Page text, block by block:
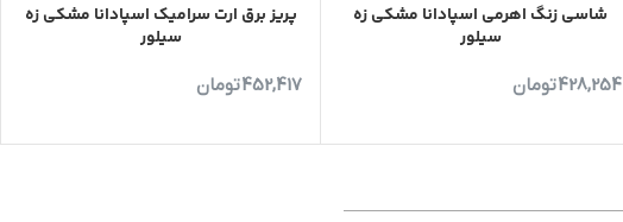
شاسی زنگ اهرمی اسپادانا مشکی زه
سیلور
428,254تومان
پریز برق ارت سرامیک اسپادانا مشکی زه
سیلور
452,417تومان